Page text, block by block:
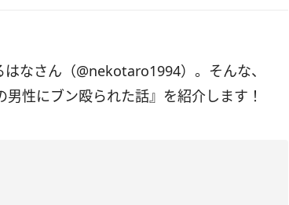
なさん（@nekotaro1994）。そんな、
性にブン殴られた話』を紹介します！